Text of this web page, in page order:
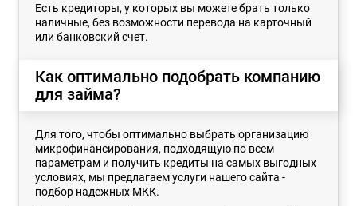
Есть кредиторы, у которых вы можете брать только
наличные, без возможности перевода на карточный
или банковский счет.
Как оптимально подобрать компанию
для займа?
Для того, чтобы оптимально выбрать организацию
микрофинансирования, подходящую по всем
параметрам и получить кредиты на самых выгодных
условиях, мы предлагаем услуги нашего сайта -
подбор надежных МКК.